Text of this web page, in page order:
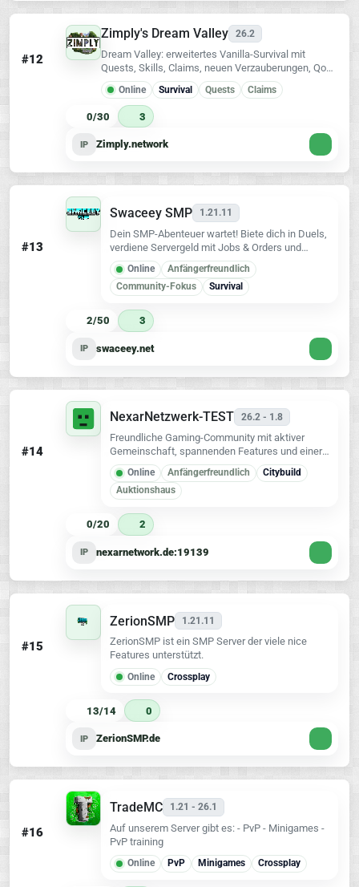
#12
Zimply's Dream Valley 26.2
Dream Valley: erweitertes Vanilla-Survival mit
Quests, Skills, Claims, neuen Verzauberungen, QoL
und neuer Weltgeneration mit Biomen,
Landschaften und Strukturen. Java & Bedrock, ohne
Pflicht-Modpack.
Online Survival Quests Claims
0/30 3
IP Zimply.network
#13
Swaceey SMP 1.21.11
Dein SMP-Abenteuer wartet! Biete dich in Duels,
verdiene Servergeld mit Jobs & Orders und
handle im Auktionshaus.
Online
Anfängerfreundlich
Community-Fokus
Survival
2/50 3
IP swaceey.net
#14
NexarNetzwerk-TEST 26.2 - 1.8
Freundliche Gaming-Community mit aktiver
Gemeinschaft, spannenden Features und einer
entspannten Atmosphäre. Spiele gemeinsam
mit anderen und werde Teil des
NexarNetzwerks! 🚀
Online Anfängerfreundlich
Citybuild
Auktionshaus
0/20 2
IP nexarnetwork.de:19139
#15
ZerionSMP 1.21.11
ZerionSMP ist ein SMP Server der viele nice
Features unterstützt.
Online Crossplay
13/14 0
IP ZerionSMP.de
#16
TradeMC 1.21 - 26.1
Auf unserem Server gibt es: - PvP - Minigames -
PvP training
Online PvP Minigames Crossplay